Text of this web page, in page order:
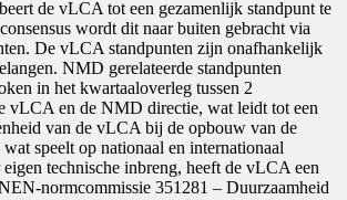
de vLCA tot een gezamenlijk standpunt te
wordt dit naar buiten gebracht via
De vLCA standpunten zijn onafhankelijk
NMD gerelateerde standpunten
in het kwartaaloverleg tussen 2
vLCA en de NMD directie, wat leidt tot een
van de vLCA bij de opbouw van de
speelt op nationaal en internationaal
technische inbreng, heeft de vLCA een
normcommissie 351281 – Duurzaamheid